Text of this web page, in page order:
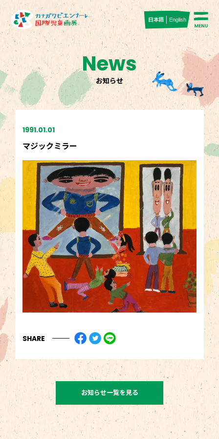
English
日本語
News
お知らせ
1991.01.01
マジックミラー
SHARE
お知らせ一覧を見る